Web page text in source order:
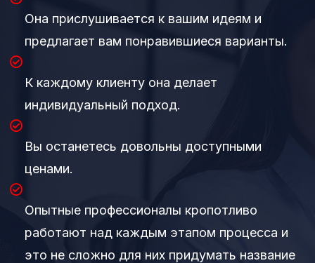
Она прислушивается к вашим идеям и
предлагает вам понравившиеся варианты.
К каждому клиенту она делает
индивидуальный подход.
Вы останетесь довольны доступными
ценами.
Опытные профессионалы кропотливо
работают над каждым этапом процесса и
это не сложно для них придумать название